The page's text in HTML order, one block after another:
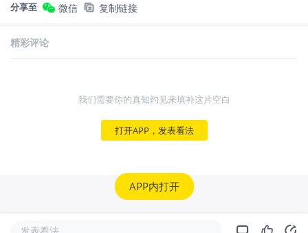
分享至 微信 复制链接
精彩评论
我们需要你的真知灼见来填补这片空白
打开APP，发表看法
APP内打开